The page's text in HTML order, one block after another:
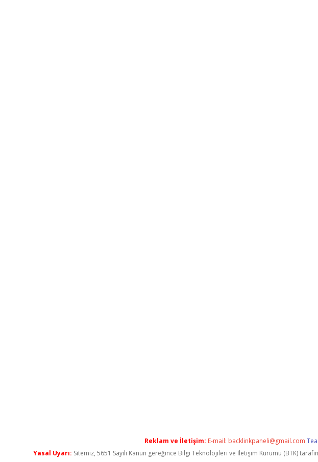
Reklam ve İletişim: E-mail: backlinkpaneli@gmail.com
Yasal Uyarı: Sitemiz, 5651 Sayılı Kanun gereğince Bilgi Teknolojileri ve İletişim Kurumu (BTK)